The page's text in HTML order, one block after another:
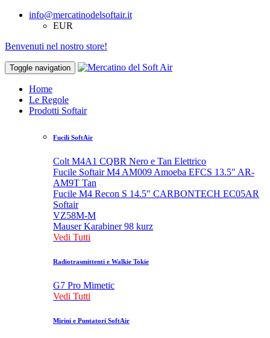
info@mercatinodelsoftair.it
EUR
Benvenuti nel nostro store!
Toggle navigation
Home
Le Regole
Prodotti Softair
Fucili SoftAir
Colt M4A1 CQBR Nero e Tan Elettrico
Fucile Softair M4 AM009 Amoeba EFCS 13.5" AR-
AM9T Tan
Fucile M4 Recon S 14.5" CARBONTECH EC05AR
Softair
VZ58M-M
Mauser Karabiner 98 kurz
Vedi Tutti
Radiotrasmittenti e Walkie Tokie
G7 Pro Mimetic
Vedi Tutti
Mirini e Puntatori SoftAir